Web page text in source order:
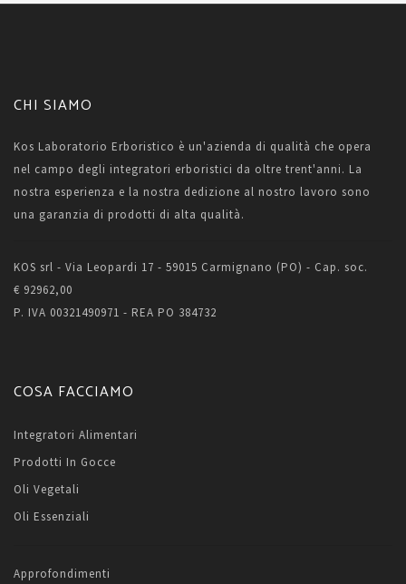
CHI SIAMO
Kos Laboratorio Erboristico è un'azienda di qualità che opera
nel campo degli integratori erboristici da oltre trent'anni. La
nostra esperienza e la nostra dedizione al nostro lavoro sono
una garanzia di prodotti di alta qualità.
KOS srl - Via Leopardi 17 - 59015 Carmignano (PO) - Cap. soc.
€ 92962,00
P. IVA 00321490971 - REA PO 384732
COSA FACCIAMO
Integratori Alimentari
Prodotti In Gocce
Oli Vegetali
Oli Essenziali
Approfondimenti